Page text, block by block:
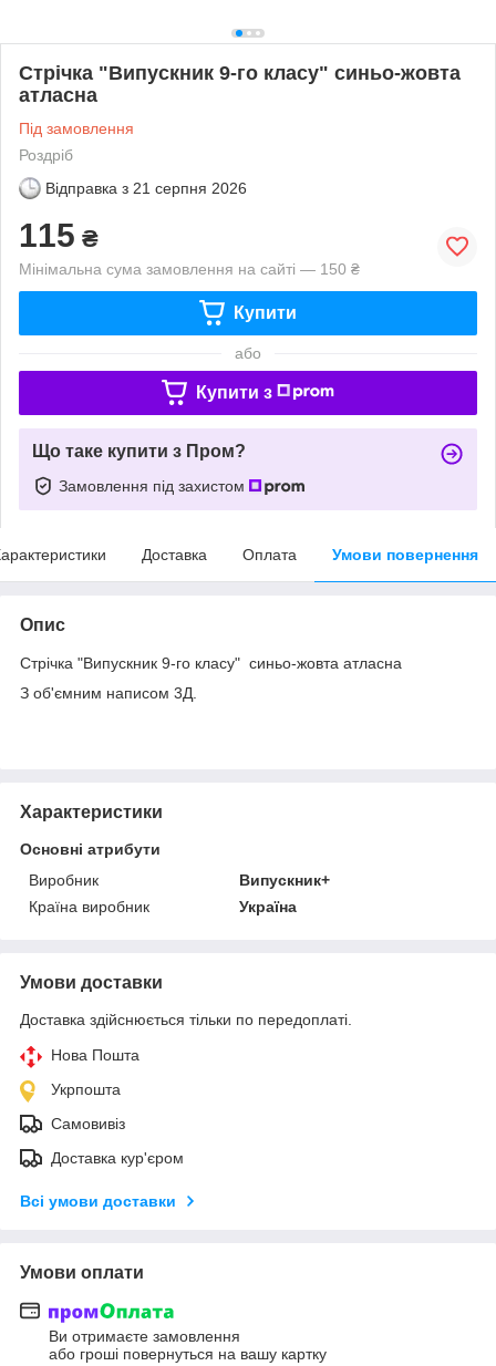
Стрічка "Випускник 9-го класу" синьо-жовта
атласна
Під замовлення
Роздріб
Відправка з 21 серпня 2026
115 ₴
Мінімальна сума замовлення на сайті — 150 ₴
Купити
або
Купити з
Що таке купити з Пром?
Замовлення під захистом
Доставка Оплата Умови повернення
Опис
Стрічка "Випускник 9-го класу" синьо-жовта атласна
З об'ємним написом 3Д.
Характеристики
Основні атрибути
Виробник
Випускник+
Країна виробник
Україна
Умови доставки
Доставка здійснюється тільки по передоплаті.
Нова Пошта
Укрпошта
Самовивіз
Доставка кур'єром
Всі умови доставки
Умови оплати
Ви отримаєте замовлення
або гроші повернуться на вашу картку